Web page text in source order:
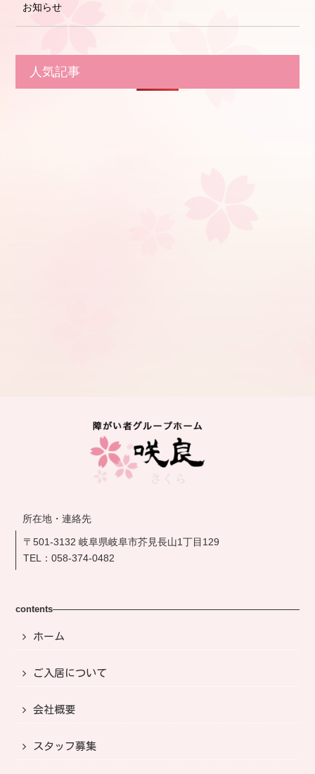
お知らせ
人気記事
所在地・連絡先
〒501-3132 岐阜県岐阜市芥見長山1丁目129
TEL：058-374-0482
contents
ホーム
ご入居について
会社概要
スタッフ募集